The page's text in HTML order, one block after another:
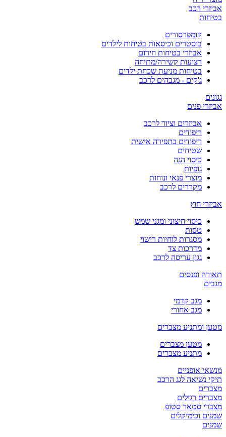
אביזרי רכב
בטיחות
קומפרסורים
בוסטרים וכיסאות בטיחות לילדים
אביזרי בטיחות חירום
רצועות קשירה/מתיחה
בטיחות מניעת שכחת ילדים
ג'קים - מגבהים לרכב
גגונים
אביזרי פנים
אביזרים וציוד לרכב
ריפודים
ריפודים בתפירה אישית
שטיחים
כיסוי הגה
גופיות
מוצרי פנאי ונוחות
מקררים לרכב
אביזרי חוץ
כיסוי חיצוני ומגני שמש
טסות
מסגרות לוחיות רישוי
מדרכות צד
גגון עריסה לרכב
תאורה ופנסים
מגבים
מגב קדמי
מגב אחורי
מטען ומתניע מצברים
מטען מצברים
מתניע מצברים
מנשאי אופניים
תיקי נשיאה לגג הרכב
מצברים
מצברים רגילים
מצברי סטאר סטופ
שמנים וכימיקלים
שמנים